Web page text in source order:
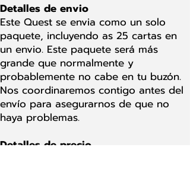
Detalles de envio
Este Quest se envia como un solo
paquete, incluyendo as 25 cartas en
un envio. Este paquete será más
grande que normalmente y
probablemente no cabe en tu buzón.
Nos coordinaremos contigo antes del
envío para asegurarnos de que no
haya problemas.
Detalles de precio